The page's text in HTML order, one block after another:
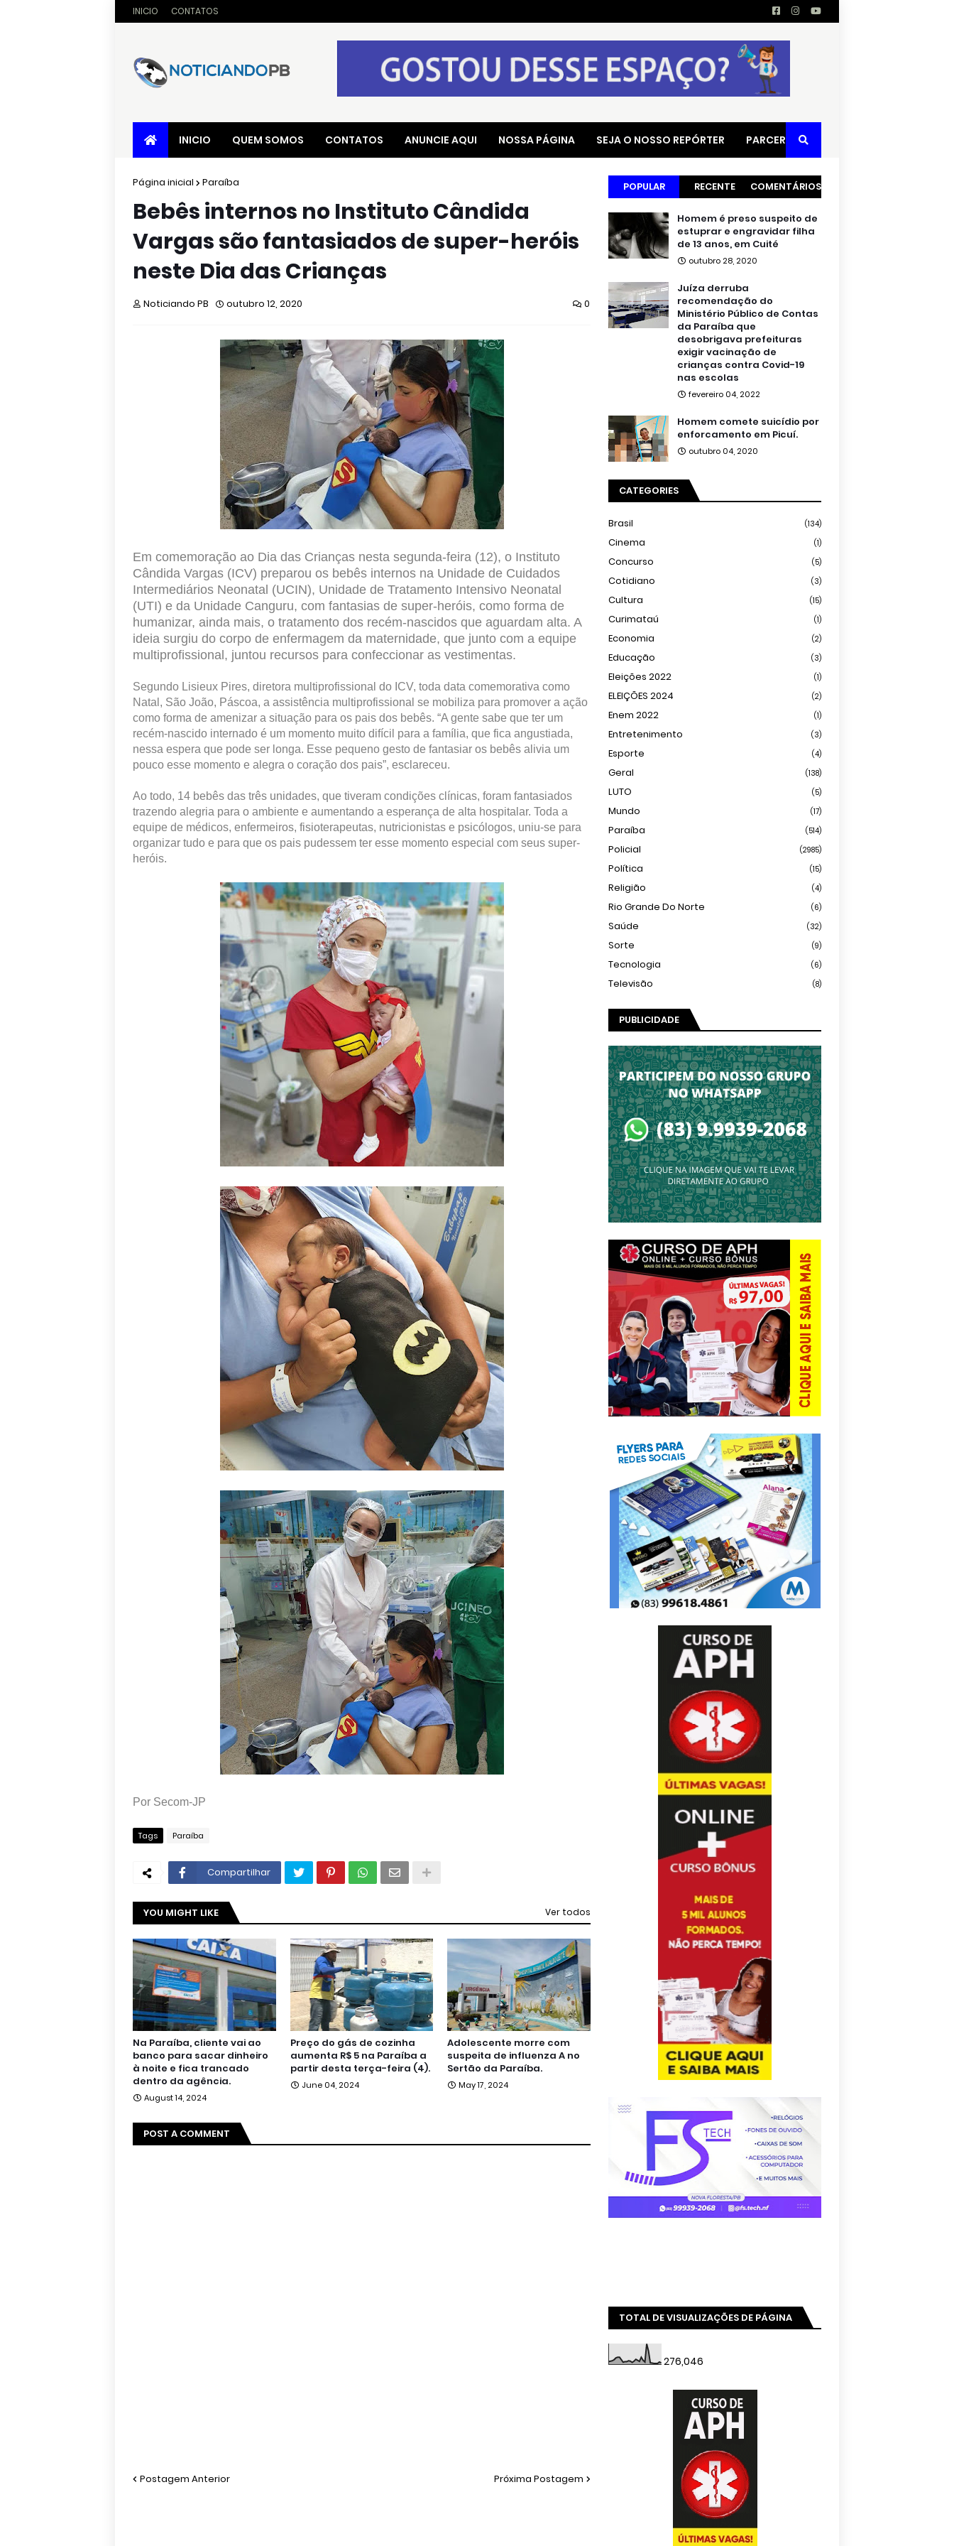
INICIO CONTATOS
INICIO QUEM SOMOS CONTATOS ANUNCIE AQUI NOSSA PÁGINA SEJA O NOSSO REPÓRTER PARCERIAS
Página inicial Paraíba
Bebês internos no Instituto Cândida
Vargas são fantasiados de super-heróis
neste Dia das Crianças
Noticiando PB outubro 12, 2020 0
Em comemoração ao Dia das Crianças nesta segunda-feira (12), o Instituto
Cândida Vargas (ICV) preparou os bebês internos na Unidade de Cuidados
Intermediários Neonatal (UCIN), Unidade de Tratamento Intensivo Neonatal
(UTI) e da Unidade Canguru, com fantasias de super-heróis, como forma de
humanizar, ainda mais, o tratamento dos recém-nascidos que aguardam alta. A
ideia surgiu do corpo de enfermagem da maternidade, que junto com a equipe
multiprofissional, juntou recursos para confeccionar as vestimentas.
Segundo Lisieux Pires, diretora multiprofissional do ICV, toda data comemorativa como
Natal, São João, Páscoa, a assistência multiprofissional se mobiliza para promover a ação
como forma de amenizar a situação para os pais dos bebês. “A gente sabe que ter um
recém-nascido internado é um momento muito difícil para a família, que fica angustiada,
nessa espera que pode ser longa. Esse pequeno gesto de fantasiar os bebês alivia um
pouco esse momento e alegra o coração dos pais”, esclareceu.
Ao todo, 14 bebês das três unidades, que tiveram condições clínicas, foram fantasiados
trazendo alegria para o ambiente e aumentando a esperança de alta hospitalar. Toda a
equipe de médicos, enfermeiros, fisioterapeutas, nutricionistas e psicólogos, uniu-se para
organizar tudo e para que os pais pudessem ter esse momento especial com seus super-
heróis.
Por Secom-JP
Tags Paraíba
Compartilhar
YOU MIGHT LIKE Ver todos
Na Paraíba, cliente vai ao
banco para sacar dinheiro
à noite e fica trancado
dentro da agência.
August 14, 2024
Preço do gás de cozinha
aumenta R$ 5 na Paraíba a
partir desta terça-feira (4).
June 04, 2024
Adolescente morre com
suspeita de influenza A no
Sertão da Paraíba.
May 17, 2024
POST A COMMENT
Postagem Anterior Próxima Postagem
POPULAR RECENTE COMENTÁRIOS
Homem é preso suspeito de
estuprar e engravidar filha
de 13 anos, em Cuité
outubro 28, 2020
Juíza derruba
recomendação do
Ministério Público de Contas
da Paraíba que
desobrigava prefeituras
exigir vacinação de
crianças contra Covid-19
nas escolas
fevereiro 04, 2022
Homem comete suicídio por
enforcamento em Picuí.
outubro 04, 2020
CATEGORIES
Brasil (134)
Cinema (1)
Concurso (5)
Cotidiano (3)
Cultura (15)
Curimataú (1)
Economia (2)
Educação (3)
Eleições 2022 (1)
ELEIÇÕES 2024 (2)
Enem 2022 (1)
Entretenimento (3)
Esporte (4)
Geral (138)
LUTO (5)
Mundo (17)
Paraíba (514)
Policial (2985)
Política (15)
Religião (4)
Rio Grande Do Norte (6)
Saúde (32)
Sorte (9)
Tecnologia (6)
Televisão (8)
PUBLICIDADE
TOTAL DE VISUALIZAÇÕES DE PÁGINA
276,046